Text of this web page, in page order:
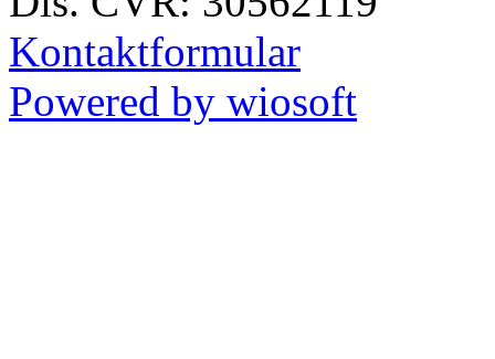
Kontaktformular
Powered by wiosoft